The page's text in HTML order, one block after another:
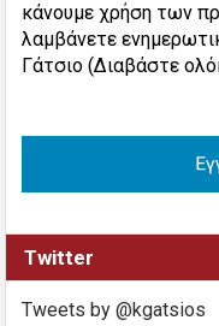
κάνουμε χρήση των
λαμβάνετε
Γάτσιο (Διαβάστε
Twitter
Tweets by @kgatsios